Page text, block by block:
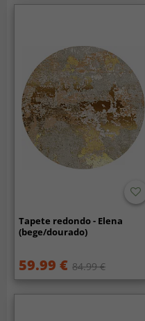
Tapete redondo - Elena
(bege/dourado)
59.99 € 84.99 €